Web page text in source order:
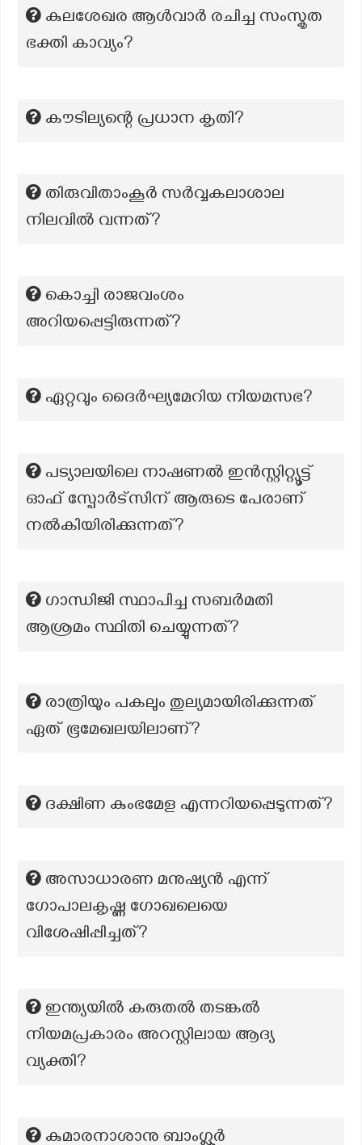
കുലശേഖര ആൾവാർ രചിച്ച സംസ്കൃത
ഭക്തി കാവ്യം?
കൗടില്യന്റെ പ്രധാന കൃതി?
തിരുവിതാംകൂര്‍ സര്‍വ്വകലാശാല
നിലവില്‍ വന്നത്?
കൊച്ചി രാജവംശം
അറിയപ്പെട്ടിരുന്നത്?
ഏറ്റവും ദൈർഘ്യമേറിയ നിയമസഭ?
പട്യാലയിലെ നാഷണൽ ഇൻസ്റ്റിറ്റ്യൂട്ട്
ഓഫ് സ്പോർട്സിന് ആരുടെ പേരാണ്
നൽകിയിരിക്കുന്നത്?
ഗാന്ധിജി സ്ഥാപിച്ച സബർമതി
ആശ്രമം സ്ഥിതി ചെയ്യുന്നത്?
രാത്രിയും പകലും തുല്യമായിരിക്കുന്നത്
ഏത് ഭൂമേഖലയിലാണ്?
ദക്ഷിണ കുംഭമേള എന്നറിയപ്പെടുന്നത്?
അസാധാരണ മനുഷ്യൻ എന്ന്
ഗോപാലകൃഷ്ണ ഗോഖലെയെ
വിശേഷിപ്പിച്ചത്?
ഇന്ത്യയിൽ കരുതൽ തടങ്കൽ
നിയമപ്രകാരം അറസ്റ്റിലായ ആദ്യ
വ്യക്തി?
കുമാരനാശാനു ബാംഗ്ലൂർ